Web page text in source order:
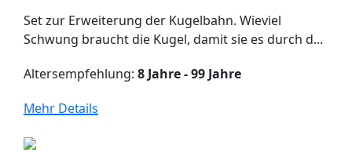
Set zur Erweiterung der Kugelbahn. Wieviel
Schwung braucht die Kugel, damit sie es durch d...
Altersempfehlung: 8 Jahre - 99 Jahre
Mehr Details